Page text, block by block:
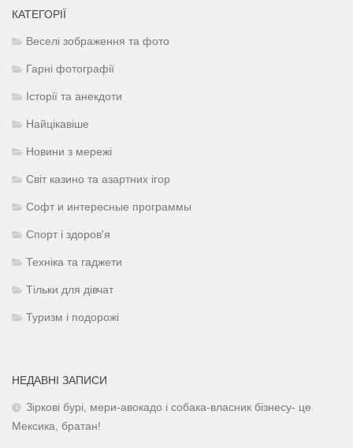
КАТЕГОРІЇ
Веселі зображення та фото
Гарні фотографії
Історії та анекдоти
Найцікавіше
Новини з мережі
Світ казино та азартних ігор
Софт и интересные программы
Спорт і здоров'я
Техніка та гаджети
Тільки для дівчат
Туризм і подорожі
НЕДАВНІ ЗАПИСИ
Зіркові бурі, мери-авокадо і собака-власник бізнесу- це
Мексика, братан!